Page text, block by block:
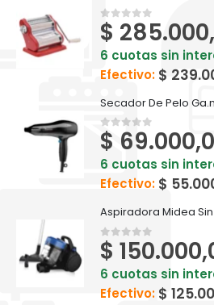
0out of 5
$
6 cuotas sin
Efectivo: $
0out of 5
$
6 cuotas sin
Efectivo: $
0out of 5
$
6 cuotas sin
Efectivo: $